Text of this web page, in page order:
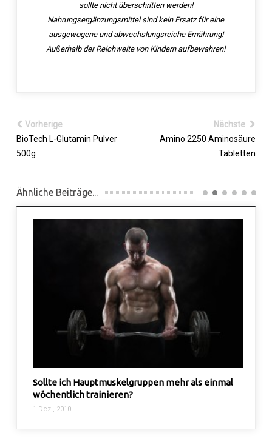
sollte nicht überschritten werden!
Nahrungsergänzungsmittel sind kein Ersatz für eine
ausgewogene und abwechslungsreiche Ernährung!
Außerhalb der Reichweite von Kindern aufbewahren!
Vorherige
BioTech L-Glutamin Pulver
500g
Nächste
Amino 2250 Aminosäure
Tabletten
Ähnliche Beiträge...
Sollte ich Hauptmuskelgruppen mehr als einmal
wöchentlich trainieren?
1 Dez., 2010